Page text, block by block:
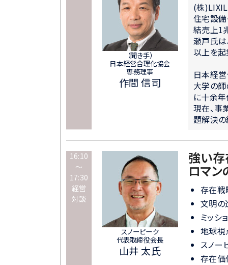
（聞き手）
日本経営合理化協会
専務理事
作間 信司
(株
住宅設備
結売上1
瀬戸氏は
以上を起
日本経
大学の
に十余年
現在、事
題解決の
16:10
～
17:30
経営
対談
スノーピーク
代表取締役会長
山井 太氏
強い
ロマ
存在戦
文明の
ミッシ
地球視
スノー
存在価